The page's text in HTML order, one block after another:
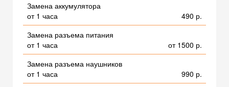
Замена аккумулятора
от 1 часа
490 р.
Замена разъема питания
от 1 часа
от 1500 р.
Замена разъема наушников
от 1 часа
990 р.